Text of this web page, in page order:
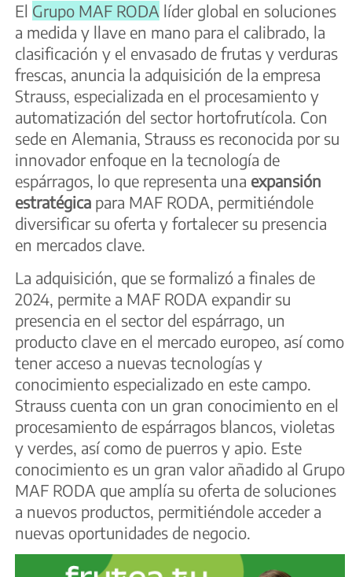
El Grupo MAF RODA líder global en soluciones
a medida y llave en mano para el calibrado, la
clasificación y el envasado de frutas y verduras
frescas, anuncia la adquisición de la empresa
Strauss, especializada en el procesamiento y
automatización del sector hortofrutícola. Con
sede en Alemania, Strauss es reconocida por su
innovador enfoque en la tecnología de
espárragos, lo que representa una expansión
estratégica para MAF RODA, permitiéndole
diversificar su oferta y fortalecer su presencia
en mercados clave.
La adquisición, que se formalizó a finales de
2024, permite a MAF RODA expandir su
presencia en el sector del espárrago, un
producto clave en el mercado europeo, así como
tener acceso a nuevas tecnologías y
conocimiento especializado en este campo.
Strauss cuenta con un gran conocimiento en el
procesamiento de espárragos blancos, violetas
y verdes, así como de puerros y apio. Este
conocimiento es un gran valor añadido al Grupo
MAF RODA que amplía su oferta de soluciones
a nuevos productos, permitiéndole acceder a
nuevas oportunidades de negocio.